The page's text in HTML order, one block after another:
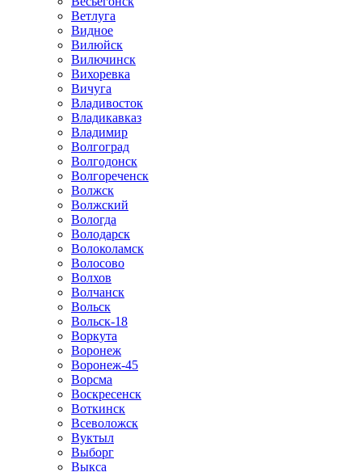
Ветлуга
Видное
Вилюйск
Вилючинск
Вихоревка
Вичуга
Владивосток
Владикавказ
Владимир
Волгоград
Волгодонск
Волгореченск
Волжск
Волжский
Вологда
Володарск
Волоколамск
Волосово
Волхов
Волчанск
Вольск
Вольск-18
Воркута
Воронеж
Воронеж-45
Ворсма
Воскресенск
Воткинск
Всеволожск
Вуктыл
Выборг
Выкса